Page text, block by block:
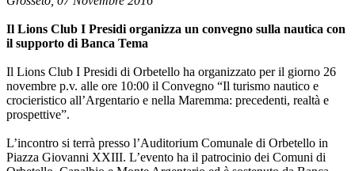
Il Lions Club I Presidi organizza un convegno sulla nautica con
il supporto di Banca Tema
Il Lions Club I Presidi di Orbetello ha organizzato per il giorno 26
novembre p.v. alle ore 10:00 il Convegno “Il turismo nautico e
crocieristico all’Argentario e nella Maremma: precedenti, realtà e
prospettive”.
L’incontro si terrà presso l’Auditorium Comunale di Orbetello in
Piazza Giovanni XXIII. L’evento ha il patrocinio dei Comuni di